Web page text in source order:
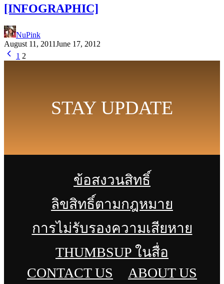
[INFOGRAPHIC]
NuPink
August 11, 2011June 17, 2012
1 2
STAY UPDATE
ข้อสงวนสิทธิ์
ลิขสิทธิ์ตามกฎหมาย
การไม่รับรองความเสียหาย
THUMBSUP ในสื่อ
CONTACT US
ABOUT US